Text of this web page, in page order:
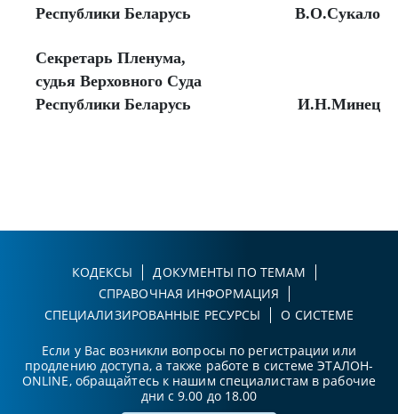
Республики Беларусь
В.О.Сукало
Секретарь Пленума,
судья Верховного Суда
Республики Беларусь
И.Н.Минец
КОДЕКСЫ
ДОКУМЕНТЫ ПО ТЕМАМ
СПРАВОЧНАЯ ИНФОРМАЦИЯ
СПЕЦИАЛИЗИРОВАННЫЕ РЕСУРСЫ
О СИСТЕМЕ
Если у Вас возникли вопросы по регистрации или
продлению доступа, а также работе в системе ЭТАЛОН-
ONLINE, обращайтесь к нашим специалистам в рабочие
дни с 9.00 до 18.00